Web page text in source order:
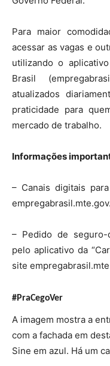
Para maior
acessar as vagas e
utilizando o
Brasil
atualizados
praticidade para
mercado de trabalho.
Informações
– Canais digitais
– Pedido de seguro-
pelo aplicativo da
site
#PraCegoVer
A imagem mostra a
com a fachada em
Sine em azul. Há um